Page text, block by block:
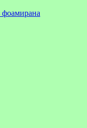
фоамирана